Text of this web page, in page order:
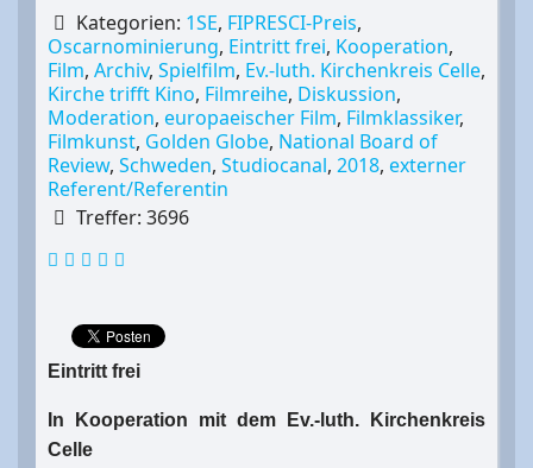
Kategorien: 1SE, FIPRESCI-Preis,
Oscarnominierung, Eintritt frei, Kooperation,
Film, Archiv, Spielfilm, Ev.-luth. Kirchenkreis Celle,
Kirche trifft Kino, Filmreihe, Diskussion,
Moderation, europaeischer Film, Filmklassiker,
Filmkunst, Golden Globe, National Board of
Review, Schweden, Studiocanal, 2018, externer
Referent/Referentin
Treffer: 3696
Eintritt frei
In Kooperation mit dem Ev.-luth. Kirchenkreis
Celle